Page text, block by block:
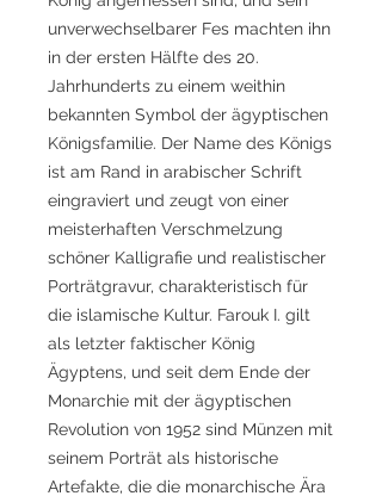
unverwechselbarer Fes machten ihn
in der ersten Hälfte des 20.
Jahrhunderts zu einem weithin
bekannten Symbol der ägyptischen
Königsfamilie. Der Name des Königs
ist am Rand in arabischer Schrift
eingraviert und zeugt von einer
meisterhaften Verschmelzung
schöner Kalligrafie und realistischer
Porträtgravur, charakteristisch für
die islamische Kultur. Farouk I. gilt
als letzter faktischer König
Ägyptens, und seit dem Ende der
Monarchie mit der ägyptischen
Revolution von 1952 sind Münzen mit
seinem Porträt als historische
Artefakte, die die monarchische Ära